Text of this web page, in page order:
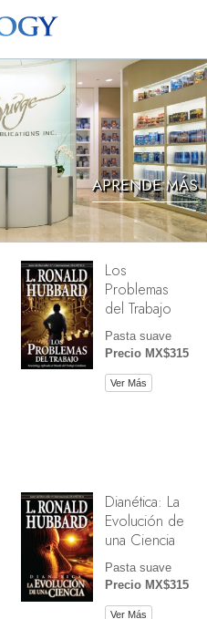
APRENDE MÁS
Los
Problemas
del Trabajo
Pasta suave
Precio MX$315
Ver Más
Dianética: La
Evolución de
una Ciencia
Pasta suave
Precio MX$315
Ver Más